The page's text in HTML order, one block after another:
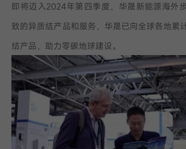
即将迈入2024年第四季度，华晟新能源海外
致的异质结产品和服务，华晟已向全球各地累
结产品，助力零碳地球建设。